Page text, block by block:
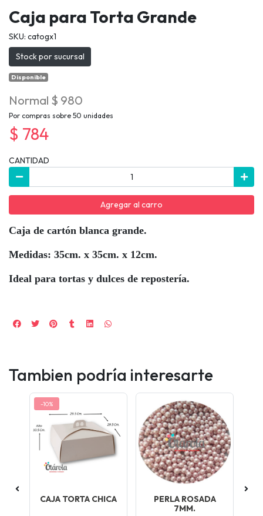
Caja para Torta Grande
SKU: catogx1
Stock por sucursal
Disponible
Normal $ 980
Por compras sobre 50 unidades
$ 784
CANTIDAD
Agregar al carro
Caja de cartón blanca grande.
Medidas: 35cm. x 35cm. x 12cm.
Ideal para tortas y dulces de repostería.
Tambien podría interesarte
-10%
CAJA TORTA CHICA
PERLA ROSADA
7MM.